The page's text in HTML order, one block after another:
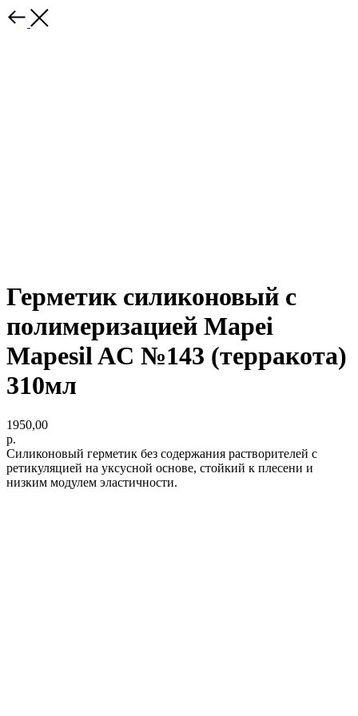
Герметик силиконовый с
полимеризацией Mapei
Mapesil AC №143 (терракота)
310мл
1950,00
р.
Силиконовый герметик без содержания растворителей с
ретикуляцией на уксусной основе, стойкий к плесени и
низким модулем эластичности.